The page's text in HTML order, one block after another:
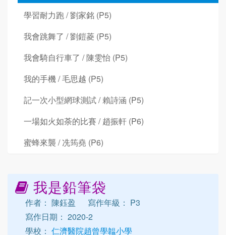
學習耐力跑 / 劉家銘 (P5)
我會跳舞了 / 劉鎧菱 (P5)
我會騎自行車了 / 陳雯怡 (P5)
我的手機 / 毛思越 (P5)
記一次小型網球測試 / 賴詩涵 (P5)
一場如火如荼的比賽 / 趙振軒 (P6)
蜜蜂來襲 / 冼筠堯 (P6)
我是鉛筆袋
作者： 陳鈺盈
寫作年級： P3
寫作日期： 2020-2
學校： 仁濟醫院趙曾學韞小學